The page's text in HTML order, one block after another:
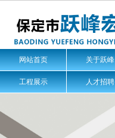
网站首页 关于跃峰
工程展示 人才招聘